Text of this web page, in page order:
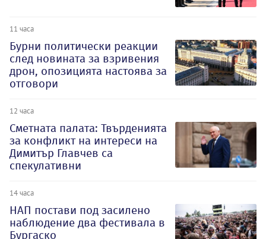
11 часа
Бурни политически реакции
след новината за взривения
дрон, опозицията настоява за
отговори
12 часа
Сметната палата: Твърденията
за конфликт на интереси на
Димитър Главчев са
спекулативни
14 часа
НАП постави под засилено
наблюдение два фестивала в
Бургаско